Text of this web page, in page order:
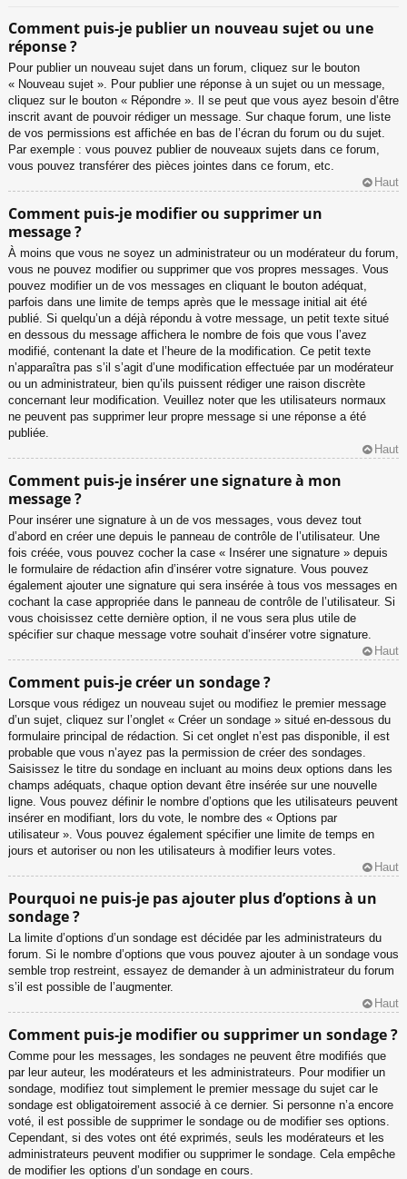
Comment puis-je publier un nouveau sujet ou une
réponse ?
Pour publier un nouveau sujet dans un forum, cliquez sur le bouton
« Nouveau sujet ». Pour publier une réponse à un sujet ou un message,
cliquez sur le bouton « Répondre ». Il se peut que vous ayez besoin d’être
inscrit avant de pouvoir rédiger un message. Sur chaque forum, une liste
de vos permissions est affichée en bas de l’écran du forum ou du sujet.
Par exemple : vous pouvez publier de nouveaux sujets dans ce forum,
vous pouvez transférer des pièces jointes dans ce forum, etc.
Haut
Comment puis-je modifier ou supprimer un
message ?
À moins que vous ne soyez un administrateur ou un modérateur du forum,
vous ne pouvez modifier ou supprimer que vos propres messages. Vous
pouvez modifier un de vos messages en cliquant le bouton adéquat,
parfois dans une limite de temps après que le message initial ait été
publié. Si quelqu’un a déjà répondu à votre message, un petit texte situé
en dessous du message affichera le nombre de fois que vous l’avez
modifié, contenant la date et l’heure de la modification. Ce petit texte
n’apparaîtra pas s’il s’agit d’une modification effectuée par un modérateur
ou un administrateur, bien qu’ils puissent rédiger une raison discrète
concernant leur modification. Veuillez noter que les utilisateurs normaux
ne peuvent pas supprimer leur propre message si une réponse a été
publiée.
Haut
Comment puis-je insérer une signature à mon
message ?
Pour insérer une signature à un de vos messages, vous devez tout
d’abord en créer une depuis le panneau de contrôle de l’utilisateur. Une
fois créée, vous pouvez cocher la case « Insérer une signature » depuis
le formulaire de rédaction afin d’insérer votre signature. Vous pouvez
également ajouter une signature qui sera insérée à tous vos messages en
cochant la case appropriée dans le panneau de contrôle de l’utilisateur. Si
vous choisissez cette dernière option, il ne vous sera plus utile de
spécifier sur chaque message votre souhait d’insérer votre signature.
Haut
Comment puis-je créer un sondage ?
Lorsque vous rédigez un nouveau sujet ou modifiez le premier message
d’un sujet, cliquez sur l’onglet « Créer un sondage » situé en-dessous du
formulaire principal de rédaction. Si cet onglet n’est pas disponible, il est
probable que vous n’ayez pas la permission de créer des sondages.
Saisissez le titre du sondage en incluant au moins deux options dans les
champs adéquats, chaque option devant être insérée sur une nouvelle
ligne. Vous pouvez définir le nombre d’options que les utilisateurs peuvent
insérer en modifiant, lors du vote, le nombre des « Options par
utilisateur ». Vous pouvez également spécifier une limite de temps en
jours et autoriser ou non les utilisateurs à modifier leurs votes.
Haut
Pourquoi ne puis-je pas ajouter plus d’options à un
sondage ?
La limite d’options d’un sondage est décidée par les administrateurs du
forum. Si le nombre d’options que vous pouvez ajouter à un sondage vous
semble trop restreint, essayez de demander à un administrateur du forum
s’il est possible de l’augmenter.
Haut
Comment puis-je modifier ou supprimer un sondage ?
Comme pour les messages, les sondages ne peuvent être modifiés que
par leur auteur, les modérateurs et les administrateurs. Pour modifier un
sondage, modifiez tout simplement le premier message du sujet car le
sondage est obligatoirement associé à ce dernier. Si personne n’a encore
voté, il est possible de supprimer le sondage ou de modifier ses options.
Cependant, si des votes ont été exprimés, seuls les modérateurs et les
administrateurs peuvent modifier ou supprimer le sondage. Cela empêche
de modifier les options d’un sondage en cours.